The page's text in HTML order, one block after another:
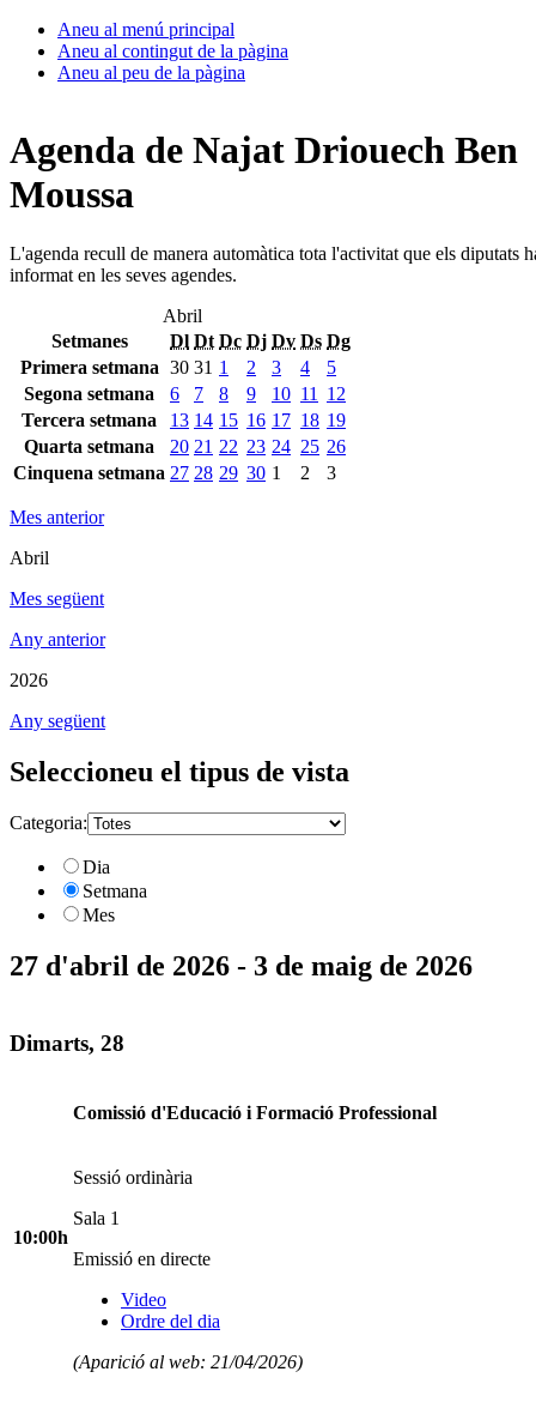
Aneu al menú principal
Aneu al contingut de la pàgina
Aneu al peu de la pàgina
Agenda de Najat Driouech Ben
Moussa
L'agenda recull de manera automàtica tota l'activitat que els diputats
informat en les seves agendes.
Abril
Setmanes
Dl Dt Dc Dj Dv Ds Dg
Primera setmana 30 31 1 2 3 4
5
Segona setmana
6 7 8 9 10 11
12
Tercera setmana
13 14 15 16 17 18 19
Quarta setmana
20 21 22 23 24 25 26
Cinquena setmana 27 28 29 30 1 2 3
Mes anterior
Abril
Mes següent
Any anterior
2026
Any següent
Seleccioneu el tipus de vista
Categoria:
Dia
Setmana
Mes
27 d'abril de 2026 - 3 de maig de 2026
Dimarts, 28
10:00h
Comissió d'Educació i Formació Professional
Sessió ordinària
Sala 1
Emissió en directe
Video
Ordre del dia
(Aparició al web: 21/04/2026)